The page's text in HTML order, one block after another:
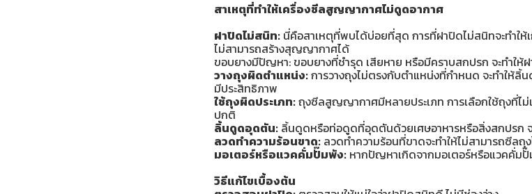
สาเหตุที่ทำให้เครื่องซีลสูญญากาศไม่ดูดอากาศ
ฝาปิดไม่สนิท: นี่คือสาเหตุที่พบได้บ่อยที่สุด การที่ฝาปิดไม่สนิทจะทำให้เ
ไม่สามารถสร้างสุญญากาศได้
ขอบยางมีปัญหา: ขอบยางที่ชำรุด เสียหาย หรือมีคราบสกปรก จะทำให้
วางถุงผิดตำแหน่ง:การวางถุงไม่ตรงกับตำแหน่งที่กำหนด จะทำให้ลิ้
มีประสิทธิภาพ
ใช้ถุงผิดประเภท:ถุงซีลสูญญากาศมีหลายประเภท การเลือกใช้ถุงที่ไม่
ปกติ
ลิ้นดูดอุดตัน: ลิ้นดูดหรือท่อดูดที่อุดตันด้วยเศษอาหารหรือสิ่งสกปรก จ
ลวดทำความร้อนขาด: ลวดทำความร้อนที่ขาดจะทำให้ไม่สามารถซีล
มอเตอร์หรือแวคคั่มปั๊มพัง: หากปัญหาเกิดจากมอเตอร์หรือแวคคั่ม
วิธีแก้ไขเบื้องต้น